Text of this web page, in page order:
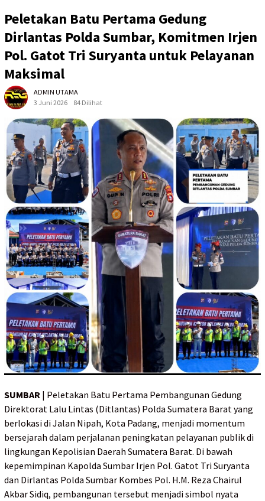
Peletakan Batu Pertama Gedung
Dirlantas Polda Sumbar, Komitmen Irjen
Pol. Gatot Tri Suryanta untuk Pelayanan
Maksimal
ADMIN UTAMA
3 Juni 2026
84 Dilihat
SUMBAR | Peletakan Batu Pertama Pembangunan Gedung
Direktorat Lalu Lintas (Ditlantas) Polda Sumatera Barat yang
berlokasi di Jalan Nipah, Kota Padang, menjadi momentum
bersejarah dalam perjalanan peningkatan pelayanan publik di
lingkungan Kepolisian Daerah Sumatera Barat. Di bawah
kepemimpinan Kapolda Sumbar Irjen Pol. Gatot Tri Suryanta
dan Dirlantas Polda Sumbar Kombes Pol. H.M. Reza Chairul
Akbar Sidiq, pembangunan tersebut menjadi simbol nyata